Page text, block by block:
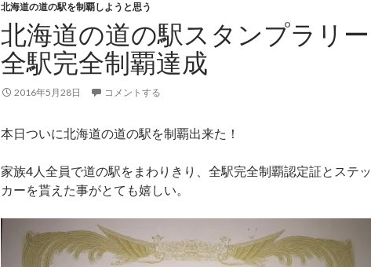
北海道の道の駅を制覇しようと思う
北海道の道の駅スタンプラリー
全駅完全制覇達成
2016年5月28日 コメントする
本日ついに北海道の道の駅を制覇出来た！
家族4人全員で道の駅をまわりきり、全駅完全制覇認定証とステッ
カーを貰えた事がとても嬉しい。